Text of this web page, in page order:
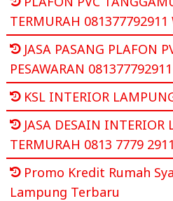
TERMURAH 081377792911
JASA PASANG PLAFON
PESAWARAN
KSL INTERIOR
JASA DESAIN INTERIOR
TERMURAH 0813 7779 2911
Promo Kredit Rumah
Lampung Terbaru